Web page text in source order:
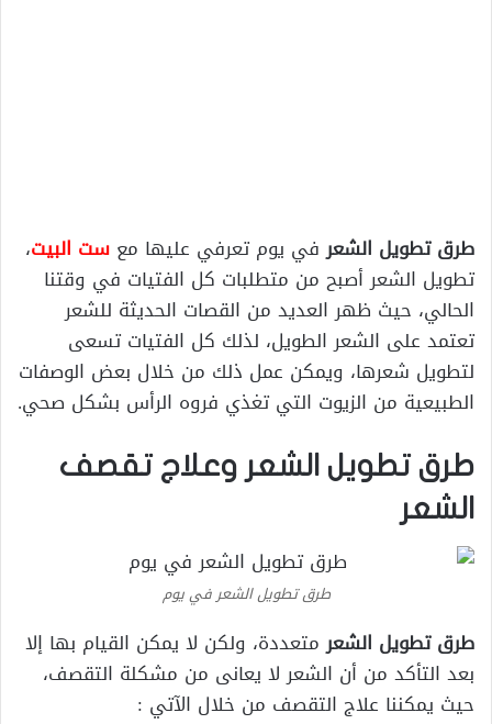
طرق تطويل الشعرفي يوم تعرفي عليها مع ست البيت،
تطويل الشعر أصبح من متطلبات كل الفتيات في وقتنا
الحالي، حيث ظهر العديد من القصات الحديثة للشعر
تعتمد على الشعر الطويل، لذلك كل الفتيات تسعى
لتطويل شعرها، ويمكن عمل ذلك من خلال بعض الوصفات
الطبيعية من الزيوت التي تغذي فروه الرأس بشكل صحي.
طرق تطويل الشعر وعلاج تقصف
الشعر
طرق تطويل الشعر في يوم
طرق تطويل الشعرمتعددة، ولكن لا يمكن القيام بها إلا
بعد التأكد من أن الشعر لا يعانى من مشكلة التقصف،
حيث يمكننا علاج التقصف من خلال الآتي :